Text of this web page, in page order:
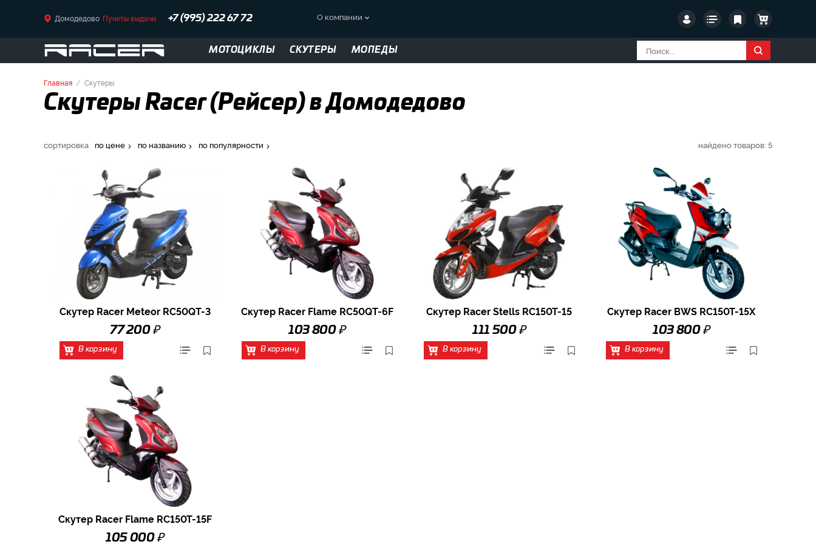
Домодедово Пункты выдачи +7 (995) 222 67 72 О компании
МОТОЦИКЛЫ СКУТЕРЫ МОПЕДЫ
Главная Скутеры
Скутеры Racer (Рейсер) в Домодедово
сортировка по цене по названию по популярности найдено товаров: 5
Скутер Racer Meteor RC50QT-3
77 200 ₽
В корзину
Скутер Racer Flame RC50QT-6F
103 800 ₽
В корзину
Скутер Racer Stells RC150T-15
111 500 ₽
В корзину
Скутер Racer BWS RC150T-15X
103 800 ₽
В корзину
Скутер Racer Flame RC150T-15F
105 000 ₽